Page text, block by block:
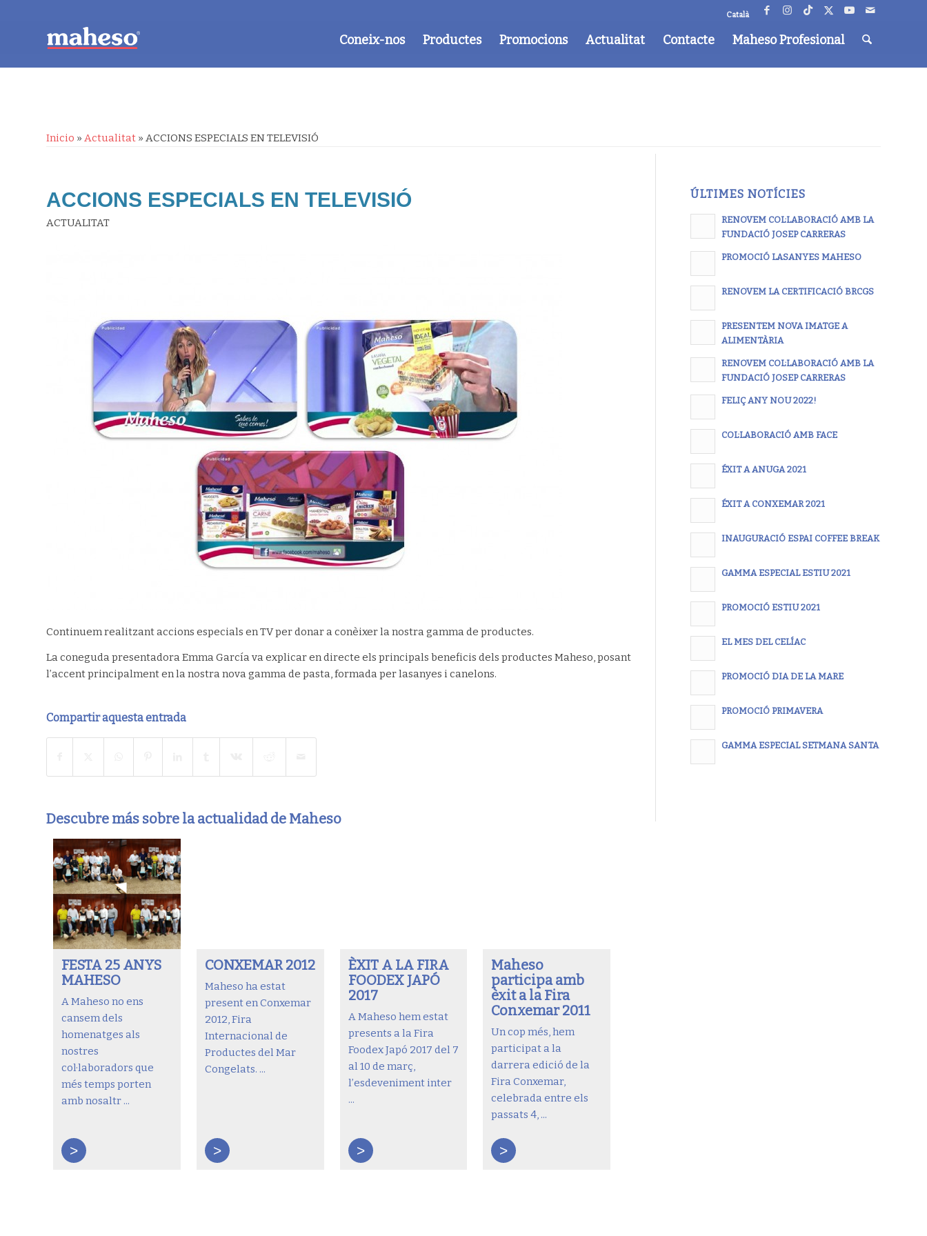
Català
Coneix-nos Productes Promocions Actualitat Contacte Maheso Profesional
Inicio » Actualitat » ACCIONS ESPECIALS EN TELEVISIÓ
ACCIONS ESPECIALS EN TELEVISIÓ
ACTUALITAT
Continuem realitzant accions especials en TV per donar a conèixer la nostra gamma de productes.
La coneguda presentadora Emma García va explicar en directe els principals beneficis dels productes Maheso, posant
l’accent principalment en la nostra nova gamma de pasta, formada per lasanyes i canelons.
Compartir aquesta entrada
Descubre más sobre la actualidad de Maheso
FESTA 25 ANYS
MAHESO
A Maheso no ens
cansem dels
homenatges als
nostres
col·laboradors que
més temps porten
amb nosaltr ...
>
CONXEMAR 2012
Maheso ha estat
present en Conxemar
2012, Fira
Internacional de
Productes del Mar
Congelats. ...
>
ÈXIT A LA FIRA
FOODEX JAPÓ
2017
A Maheso hem estat
presents a la Fira
Foodex Japó 2017 del 7
al 10 de març,
l’esdeveniment inter
...
>
Maheso
participa amb
èxit a la Fira
Conxemar 2011
Un cop més, hem
participat a la
darrera edició de la
Fira Conxemar,
celebrada entre els
passats 4, ...
>
ÚLTIMES NOTÍCIES
RENOVEM COL·LABORACIÓ AMB LA
FUNDACIÓ JOSEP CARRERAS
PROMOCIÓ LASANYES MAHESO
RENOVEM LA CERTIFICACIÓ BRCGS
PRESENTEM NOVA IMATGE A
ALIMENTÀRIA
RENOVEM COL·LABORACIÓ AMB LA
FUNDACIÓ JOSEP CARRERAS
FELIÇ ANY NOU 2022!
COL·LABORACIÓ AMB FACE
ÉXIT A ANUGA 2021
ÉXIT A CONXEMAR 2021
INAUGURACIÓ ESPAI COFFEE BREAK
GAMMA ESPECIAL ESTIU 2021
PROMOCIÓ ESTIU 2021
EL MES DEL CELÍAC
PROMOCIÓ DIA DE LA MARE
PROMOCIÓ PRIMAVERA
GAMMA ESPECIAL SETMANA SANTA